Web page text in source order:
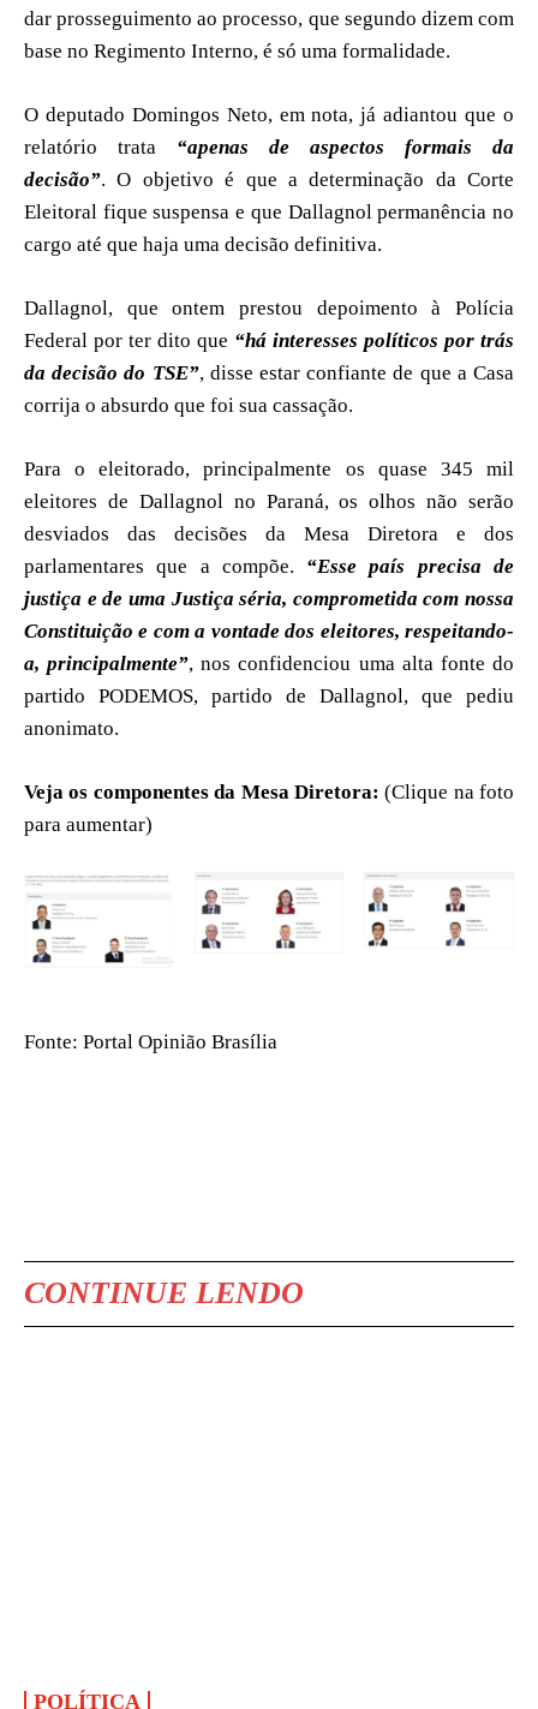
dar prosseguimento ao processo, que segundo dizem com
base no Regimento Interno, é só uma formalidade.
O deputado Domingos Neto, em nota, já adiantou que o
relatório trata “apenas de aspectos formais da
decisão”. O objetivo é que a determinação da Corte
Eleitoral fique suspensa e que Dallagnol permanência no
cargo até que haja uma decisão definitiva.
Dallagnol, que ontem prestou depoimento à Polícia
Federal por ter dito que “há interesses políticos por trás
da decisão do TSE”, disse estar confiante de que a Casa
corrija o absurdo que foi sua cassação.
Para o eleitorado, principalmente os quase 345 mil
eleitores de Dallagnol no Paraná, os olhos não serão
desviados das decisões da Mesa Diretora e dos
parlamentares que a compõe. “Esse país precisa de
justiça e de uma Justiça séria, comprometida com nossa
Constituição e com a vontade dos eleitores, respeitando-
a, principalmente”, nos confidenciou uma alta fonte do
partido PODEMOS, partido de Dallagnol, que pediu
anonimato.
Veja os componentes da Mesa Diretora:(Clique na foto
para aumentar)
Fonte: Portal Opinião Brasília
CONTINUE LENDO
POLÍTICA